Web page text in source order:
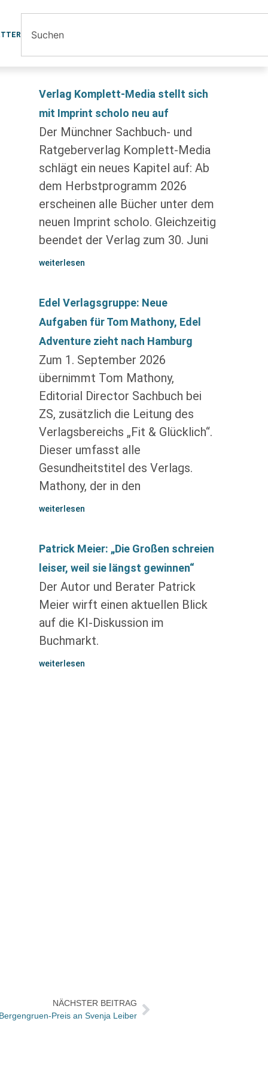
Verlag Komplett-Media stellt sich
mit Imprint scholo neu auf
Der Münchner Sachbuch- und
Ratgeberverlag Komplett-Media
schlägt ein neues Kapitel auf: Ab
dem Herbstprogramm 2026
erscheinen alle Bücher unter dem
neuen Imprint scholo. Gleichzeitig
beendet der Verlag zum 30. Juni
weiterlesen
Edel Verlagsgruppe: Neue
Aufgaben für Tom Mathony, Edel
Adventure zieht nach Hamburg
Zum 1. September 2026
übernimmt Tom Mathony,
Editorial Director Sachbuch bei
ZS, zusätzlich die Leitung des
Verlagsbereichs „Fit & Glücklich“.
Dieser umfasst alle
Gesundheitstitel des Verlags.
Mathony, der in den
weiterlesen
Patrick Meier: „Die Großen schreien
leiser, weil sie längst gewinnen“
Der Autor und Berater Patrick
Meier wirft einen aktuellen Blick
auf die KI-Diskussion im
Buchmarkt.
weiterlesen
NÄCHSTER BEITRAG
Preis an Svenja Leiber